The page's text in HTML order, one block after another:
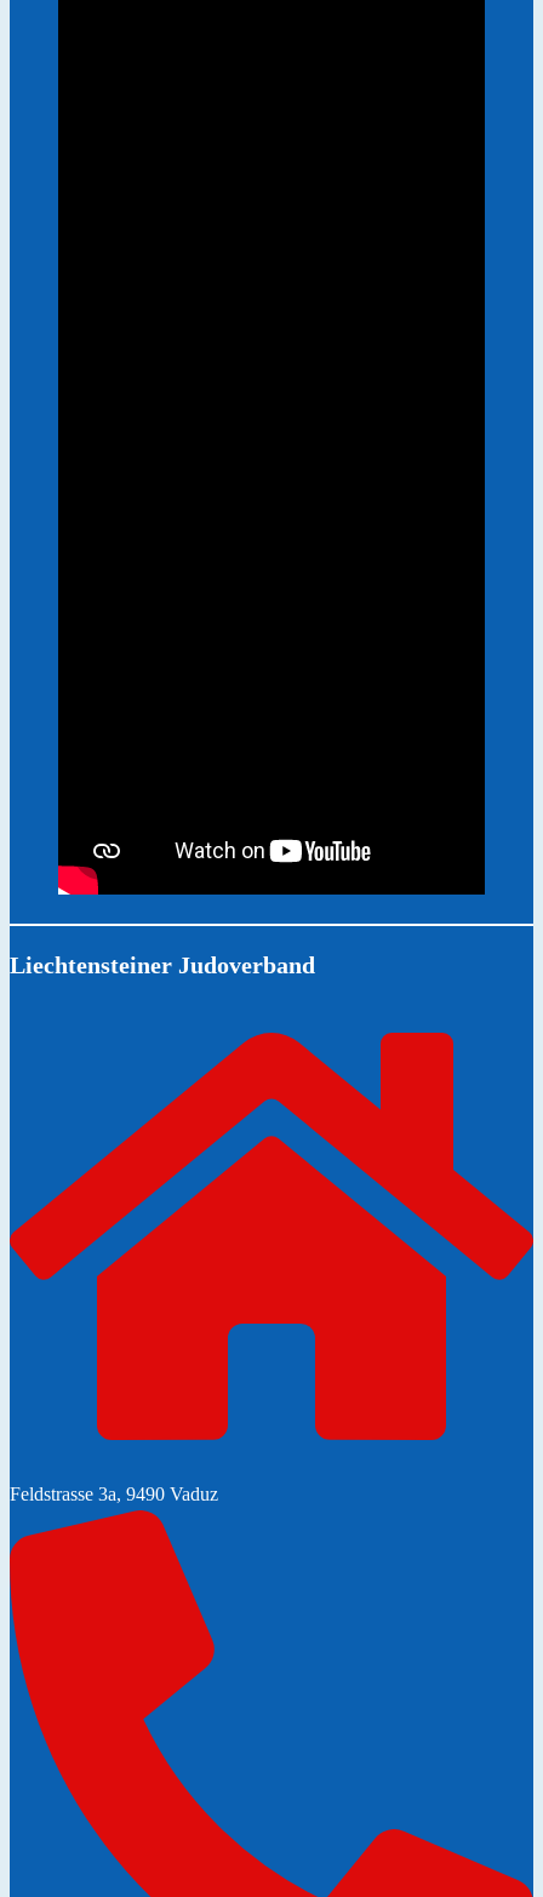
Liechtensteiner Judoverband
Feldstrasse 3a, 9490 Vaduz